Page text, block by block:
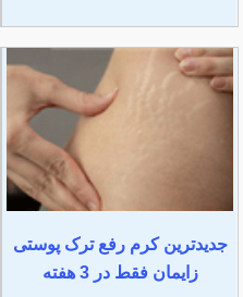
جدیدترین کرم رفع ترک پوستی
زایمان فقط در 3 هفته